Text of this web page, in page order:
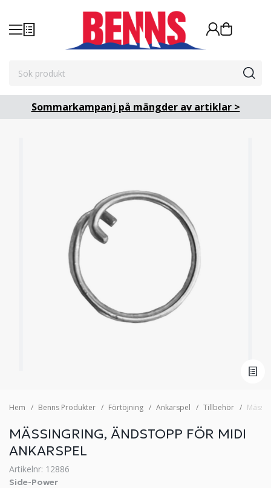
Sommarkampanj på mängder av artiklar >
Hem Benns Produkter Förtöjning Ankarspel Tillbehör
MÄSSINGRING, ÄNDSTOPP FÖR MIDI
ANKARSPEL
Artikelnr: 12886
Side-Power